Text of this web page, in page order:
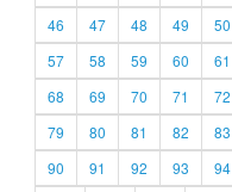
46
47 48 49 50
57
58 59 60 61
68
69 70 71 72
79
80 81 82 83
90
91 92 93 94